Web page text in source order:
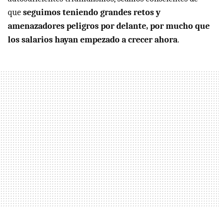
queseguimos teniendo grandes retos y
amenazadores peligros por delante, por mucho que
los salarios hayan empezado a crecer ahora.